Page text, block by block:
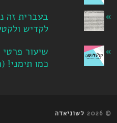
בעברית זה
לקדיש
כמו תימני!
© 2026 לשוניאדה